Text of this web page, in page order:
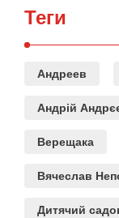
Теги
Андреев
Андрій
Верещака
Вячеслав
Дитячий